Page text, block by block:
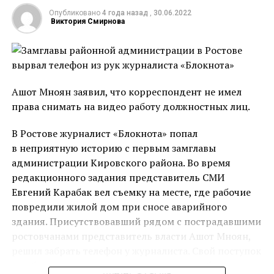
Автор текста: Ирина Никитина
операции, реабилитацию, а также дорогостоящее
протезирование. В результате ДТП Владу оторвало
обе ноги и руку. Автобус съехал с дороги и ребенку
буквально зажало конечности. До момента приезда
спасателей отчим Роман пытался согреть ребенка и
кардинально изменилась.
Мальчика госпитализировали с разнообразными
травмами. До 29 декабря он находился в
реанимации в крайне тяжелом состоянии, но к
счастью пошел на поправку. Ребенок вместе с мамой
Опубликовано 4 года назад , 30.06.2022
Виктория Смирнова
Ашот Мноян заявил, что корреспондент не имел
права снимать на видео работу должностных лиц.
В Ростове журналист «Блокнота» попал
в неприятную историю с первым замглавы
администрации Кировского района. Во время
редакционного задания представитель СМИ
Евгений Карабак вел съемку на месте, где рабочие
повредили жилой дом при сносе аварийного
здания. Присутствовавший рядом с пострадавшими
ростовчанами представитель власти Ашот Мноян,
он объяснил тем, что корреспондент якобы не имел